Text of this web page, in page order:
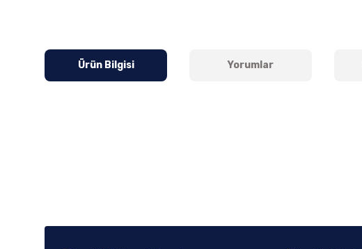
Ürün Bilgisi Yorumlar